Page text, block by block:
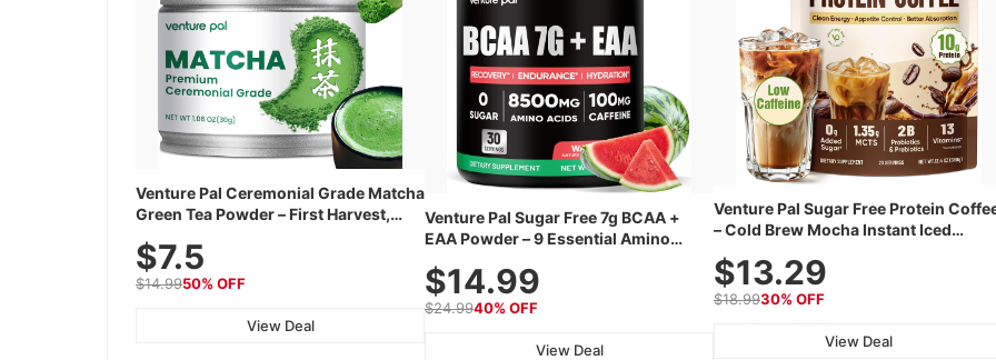
Venture Pal Ceremonial Grade Matcha
Green Tea Powder – First Harvest,
Additives, Unsweetened, Vegan &
Gluten-Free, 30g Tin
$7.5
$14.9950% OFF
View Deal
Venture Pal Sugar Free 7g BCAA +
EAA Powder – 9 Essential Amino
Electrolytes & Vitamins for Muscle
Recovery, Growth & Hydration
$14.99
$24.9940% OFF
View Deal
Venture Pal Sugar Free Protein
– Cold Brew Mocha Instant Iced
& 13 Vitamins, 70mg Caffeine, Keto &
Gluten-Free, 20 Servings
$13.29
$18.9930% OFF
View Deal